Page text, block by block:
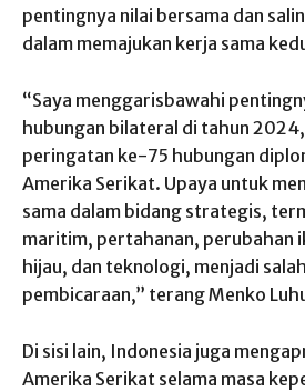
pentingnya nilai bersama dan
dalam memajukan kerja sama
“Saya menggarisbawahi
hubungan bilateral di tahun
peringatan ke-75 hubungan
Amerika Serikat. Upaya untuk
sama dalam bidang strategis,
maritim, pertahanan,
hijau, dan teknologi, menjadi
pembicaraan,” terang Menko
Di sisi lain, Indonesia juga
Amerika Serikat selama masa